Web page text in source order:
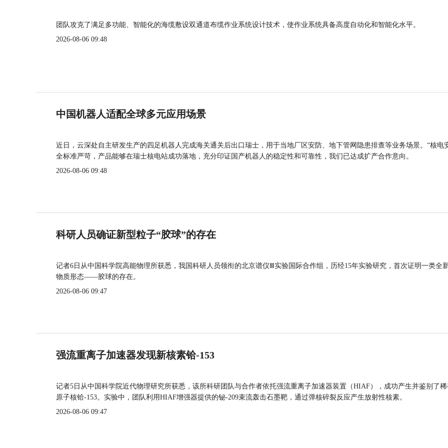
团队攻克了满足多功能、智能化的海缆敷设双通道布缆作业系统设计技术，使作业系统具备高度自动化和智能化水平。
2026-08-06 09:48
中国机器人适配全球多元应用场景
近日，云深处自主研发生产的四足机器人完成海关通关后出口瑞士，用于当地厂区安防、地下管网隐患排查等业务场景。“核电
全标准严苛，产品能够在瑞士核电站成功落地，充分印证国产机器人的稳定性和可靠性，我们已达成扩产合作意向。
2026-08-06 09:48
科研人员确证新型粒子“胶球”的存在
记者6日从中国科学院高能物理所获悉，我国科研人员领衔的北京谱仪Ⅲ实验国际合作组，历经15年实验研究，首次证明一类全
物质形态——胶球的存在。
2026-08-06 09:47
强流重离子加速器发现新核素铪-153
记者5日从中国科学院近代物理研究所获悉，该所科研团队与合作者依托强流重离子加速器装置（HIAF），成功产生并鉴别了
原子核铪-153。实验中，团队利用HIAF增强器提供的铋-209束流轰击石墨靶，通过弹核碎裂反应产生放射性核素。
2026-08-06 09:47